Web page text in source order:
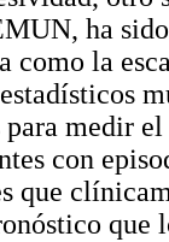
ha
como la
para medir
con
que
que